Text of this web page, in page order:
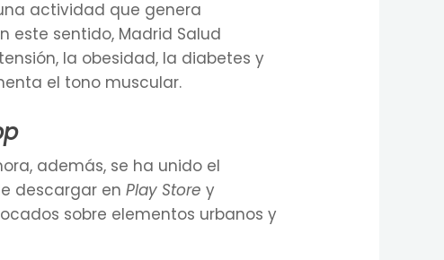
actividad que genera
este sentido, Madrid Salud
la obesidad, la diabetes y
el tono muscular.
además, se ha unido el
descargar enPlay Store y
sobre elementos urbanos y